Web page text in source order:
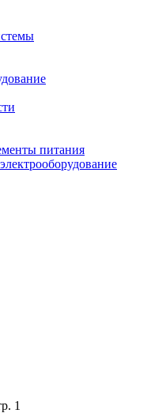
питания
1